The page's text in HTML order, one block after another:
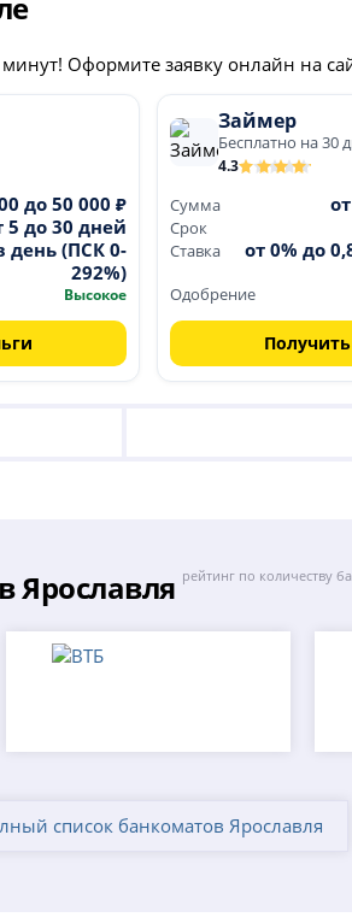
Оформите заявку онлайн на
до 50 000 ₽
5 до 30 дней
день (ПСК 0-
292%)
Высокое
Займер
Бесплатно на 30
4.3
Сумма
Срок
Ставка
от 0% до
Одобрение
Ярославля рейтинг по количеству
список банкоматов Ярославля